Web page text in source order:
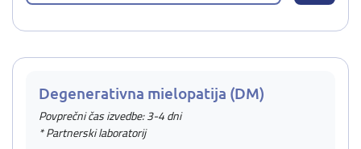
Degenerativna mielopatija (DM)
Povprečni čas izvedbe: 3-4 dni
* Partnerski laboratorij